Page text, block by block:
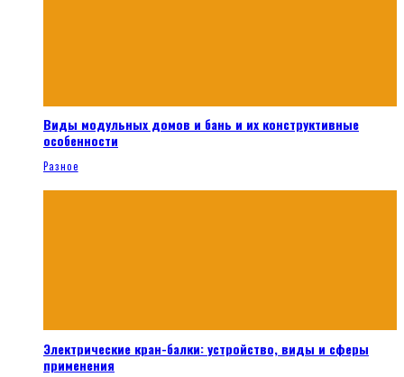
Виды модульных домов и бань и их конструктивные
особенности
Разное
Электрические кран-балки: устройство, виды и сферы
применения